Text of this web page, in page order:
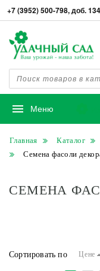
+7 (3952) 500-798, доб. 134
Меню
Главная Каталог
Семена фасоли
СЕМЕНА
Сортировать по Цене